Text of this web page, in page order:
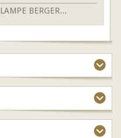
LAMPE BERGER...